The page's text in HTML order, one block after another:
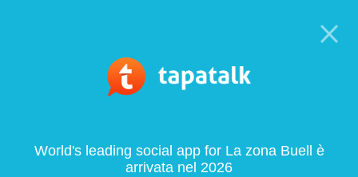
World's leading social app for La zona Buell è
arrivata nel 2026